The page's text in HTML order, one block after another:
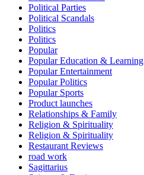
Political Parties
Political Scandals
Politics
Politics
Popular
Popular Education & Learning
Popular Entertainment
Popular Politics
Popular Sports
Product launches
Relationships & Family
Religion & Spirituality
Religion & Spirituality
Restaurant Reviews
road work
Sagittarius